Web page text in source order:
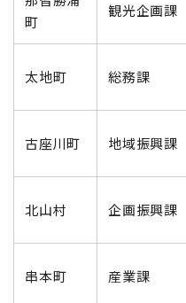
町
観光企画課
太地町 総務課
古座川町 地域振興課
北山村 企画振興課
串本町 産業課